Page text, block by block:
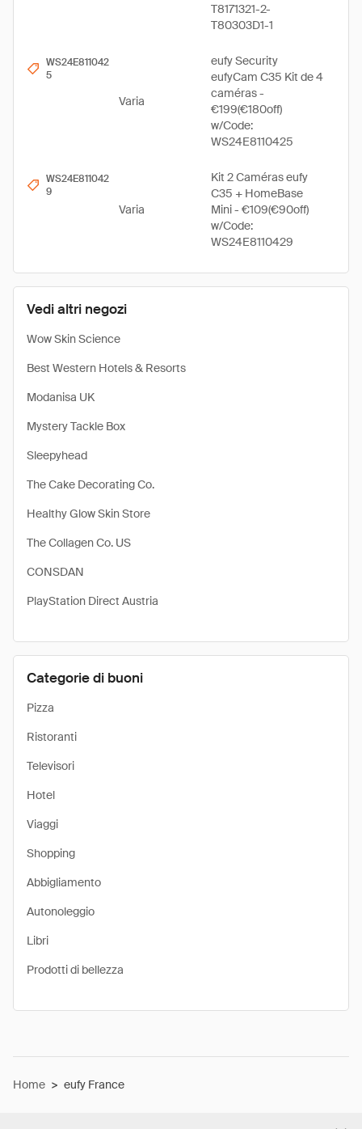
Vedi altri negozi
Wow Skin Science
Best Western Hotels & Resorts
Modanisa UK
Mystery Tackle Box
Sleepyhead
The Cake Decorating Co.
Healthy Glow Skin Store
The Collagen Co. US
CONSDAN
PlayStation Direct Austria
Categorie di buoni
Pizza
Ristoranti
Televisori
Hotel
Viaggi
Shopping
Abbigliamento
Autonoleggio
Libri
Prodotti di bellezza
T8171321-2-
T80303D1-1
WS24E811042
5
Varia
eufy Security
eufyCam C35 Kit de 4
caméras -
€199(€180off)
w/Code:
WS24E8110425
WS24E811042
9
Varia
Kit 2 Caméras eufy
C35 + HomeBase
Mini - €109(€90off)
w/Code:
WS24E8110429
Home > eufy France